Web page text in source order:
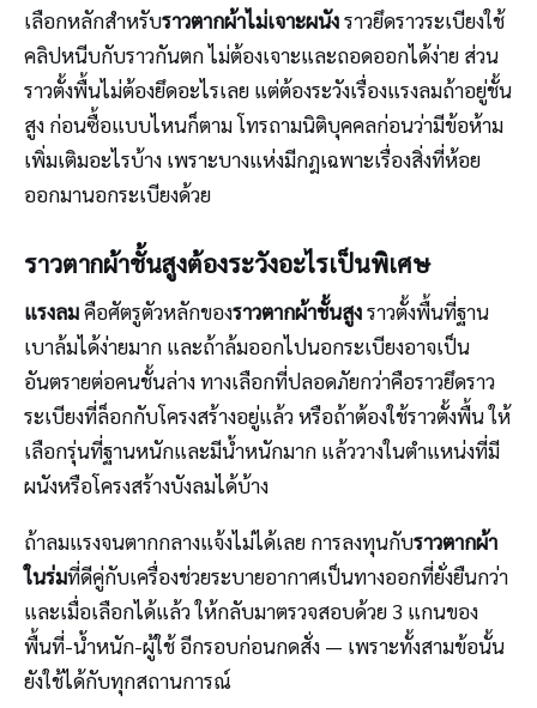
เลือกหลักสำหรับราวตากผ้าไม่เจาะผนังราวยึดราวระเบียงใช้
คลิปหนีบกับราวกันตก ไม่ต้องเจาะและถอดออกได้ง่าย ส่วน
ราวตั้งพื้นไม่ต้องยึดอะไรเลย แต่ต้องระวังเรื่องแรงลมถ้าอยู่ชั้น
สูง ก่อนซื้อแบบไหนก็ตาม โทรถามนิติบุคคลก่อนว่ามีข้อห้าม
เพิ่มเติมอะไรบ้าง เพราะบางแห่งมีกฎเฉพาะเรื่องสิ่งที่ห้อย
ออกมานอกระเบียงด้วย
ราวตากผ้าชั้นสูงต้องระวังอะไรเป็นพิเศษ
แรงลมคือศัตรูตัวหลักของราวตากผ้าชั้นสูงราวตั้งพื้นที่ฐาน
เบาล้มได้ง่ายมาก และถ้าล้มออกไปนอกระเบียงอาจเป็น
อันตรายต่อคนชั้นล่าง ทางเลือกที่ปลอดภัยกว่าคือราวยึดราว
ระเบียงที่ล็อกกับโครงสร้างอยู่แล้ว หรือถ้าต้องใช้ราวตั้งพื้น ให้
เลือกรุ่นที่ฐานหนักและมีน้ำหนักมาก แล้ววางในตำแหน่งที่มี
ผนังหรือโครงสร้างบังลมได้บ้าง
ถ้าลมแรงจนตากกลางแจ้งไม่ได้เลย การลงทุนกับราวตากผ้า
ในร่มที่ดีคู่กับเครื่องช่วยระบายอากาศเป็นทางออกที่ยั่งยืนกว่า
และเมื่อเลือกได้แล้ว ให้กลับมาตรวจสอบด้วย 3 แกนของ
พื้นที่-น้ำหนัก-ผู้ใช้ อีกรอบก่อนกดสั่ง — เพราะทั้งสามข้อนั้น
ยังใช้ได้กับทุกสถานการณ์